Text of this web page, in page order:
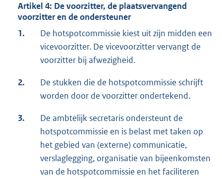
Artikel 4: De voorzitter, de plaatsvervangend
voorzitter en de ondersteuner
1.
De hotspotcommissie kiest uit zijn midden een
vicevoorzitter. De vicevoorzitter vervangt de
voorzitter bij afwezigheid.
2.
De stukken die de hotspotcommissie schrijft
worden door de voorzitter ondertekend.
3.
De ambtelijk secretaris ondersteunt de
hotspotcommissie en is belast met taken op
het gebied van (externe) communicatie,
verslaglegging, organisatie van bijeenkomsten
van de hotspotcommissie en het faciliteren